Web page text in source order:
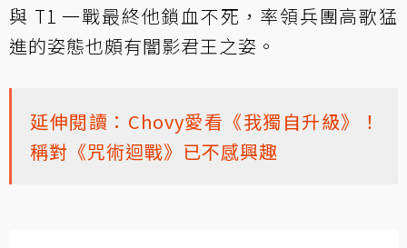
與 T1 一戰最終他鎖血不死，率領兵團高歌猛
進的姿態也頗有闇影君王之姿。
延伸閱讀：Chovy愛看《我獨自升級》！
稱對《咒術迴戰》已不感興趣